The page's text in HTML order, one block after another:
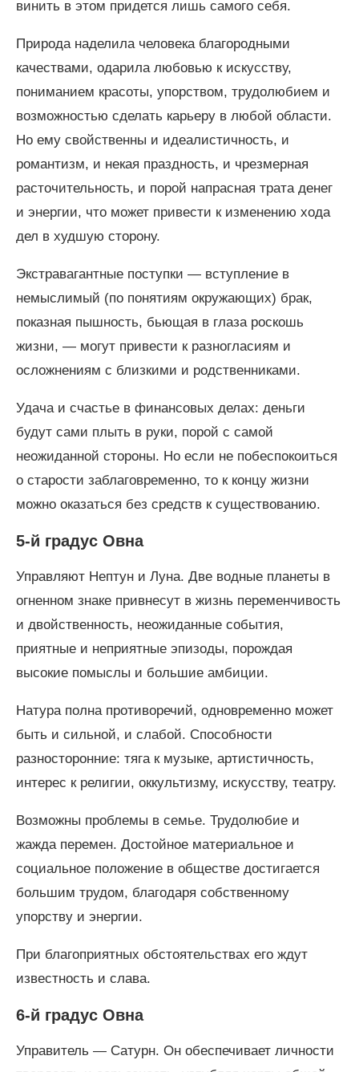
винить в этом придется лишь самого себя.
Природа наделила человека благородными
качествами, одарила любовью к искусству,
пониманием красоты, упорством, трудолюбием и
возможностью сделать карьеру в любой области.
Но ему свойственны и идеалистичность, и
романтизм, и некая праздность, и чрезмерная
расточительность, и порой напрасная трата денег
и энергии, что может привести к изменению хода
дел в худшую сторону.
Экстравагантные поступки — вступление в
немыслимый (по понятиям окружающих) брак,
показная пышность, бьющая в глаза роскошь
жизни, — могут привести к разногласиям и
осложнениям с близкими и родственниками.
Удача и счастье в финансовых делах: деньги
будут сами плыть в руки, порой с самой
неожиданной стороны. Но если не побеспокоиться
о старости заблаговременно, то к концу жизни
можно оказаться без средств к существованию.
5-й градус Овна
Управляют Нептун и Луна. Две водные планеты в
огненном знаке привнесут в жизнь переменчивость
и двойственность, неожиданные события,
приятные и неприятные эпизоды, порождая
высокие помыслы и большие амбиции.
Натура полна противоречий, одновременно может
быть и сильной, и слабой. Способности
разносторонние: тяга к музыке, артистичность,
интерес к религии, оккультизму, искусству, театру.
Возможны проблемы в семье. Трудолюбие и
жажда перемен. Достойное материальное и
социальное положение в обществе достигается
большим трудом, благодаря собственному
упорству и энергии.
При благоприятных обстоятельствах его ждут
известность и слава.
6-й градус Овна
Управитель — Сатурн. Он обеспечивает личности